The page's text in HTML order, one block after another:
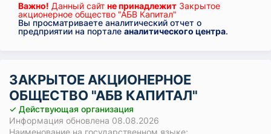
Важно! Данный сайт не принадлежит Закрытое
акционерное общество "АБВ Капитал"
Вы просматриваете аналитический отчет о
предприятии на портале аналитического центра.
ЗАКРЫТОЕ АКЦИОНЕРНОЕ
ОБЩЕСТВО "АБВ КАПИТАЛ"
✓ Действующая организация
Информация обновлена 08.08.2026
Наименование на государственном языке: